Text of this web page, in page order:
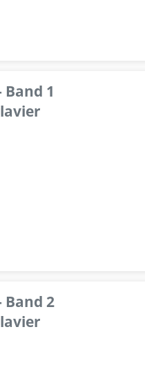
1
Band 2